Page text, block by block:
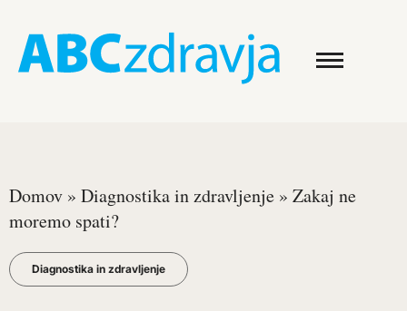
Domov » Diagnostika in zdravljenje » Zakaj ne
moremo spati?
Diagnostika in zdravljenje